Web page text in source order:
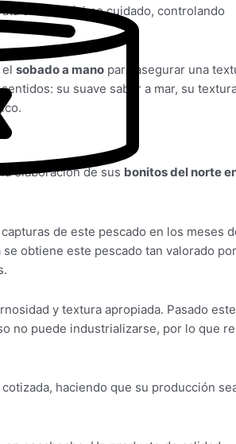
con el máximo cuidado, controlando
sobado a mano para asegurar una
su suave sabor a mar, su
elaboración de sus bonitos del norte
de este pescado en los meses
obtiene este pescado tan valorado
y textura apropiada. Pasado este
no puede industrializarse, por lo que
haciendo que su producción